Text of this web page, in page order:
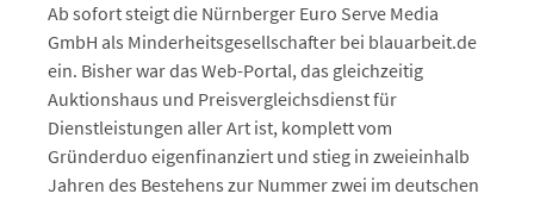
Ab sofort steigt die Nürnberger Euro Serve Media
GmbH als Minderheitsgesellschafter bei blauarbeit.de
ein. Bisher war das Web-Portal, das gleichzeitig
Auktionshaus und Preisvergleichsdienst für
Dienstleistungen aller Art ist, komplett vom
Gründerduo eigenfinanziert und stieg in zweieinhalb
Jahren des Bestehens zur Nummer zwei im deutschen